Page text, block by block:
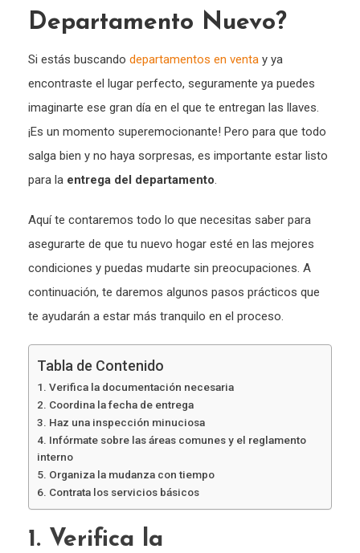
Departamento Nuevo?
Si estás buscando departamentos en venta y ya
encontraste el lugar perfecto, seguramente ya puedes
imaginarte ese gran día en el que te entregan las llaves.
¡Es un momento superemocionante! Pero para que todo
salga bien y no haya sorpresas, es importante estar listo
para la entrega del departamento.
Aquí te contaremos todo lo que necesitas saber para
asegurarte de que tu nuevo hogar esté en las mejores
condiciones y puedas mudarte sin preocupaciones. A
continuación, te daremos algunos pasos prácticos que
te ayudarán a estar más tranquilo en el proceso.
Tabla de Contenido
1. Verifica la documentación necesaria
2. Coordina la fecha de entrega
3. Haz una inspección minuciosa
4. Infórmate sobre las áreas comunes y el reglamento
interno
5. Organiza la mudanza con tiempo
6. Contrata los servicios básicos
1. Verifica la